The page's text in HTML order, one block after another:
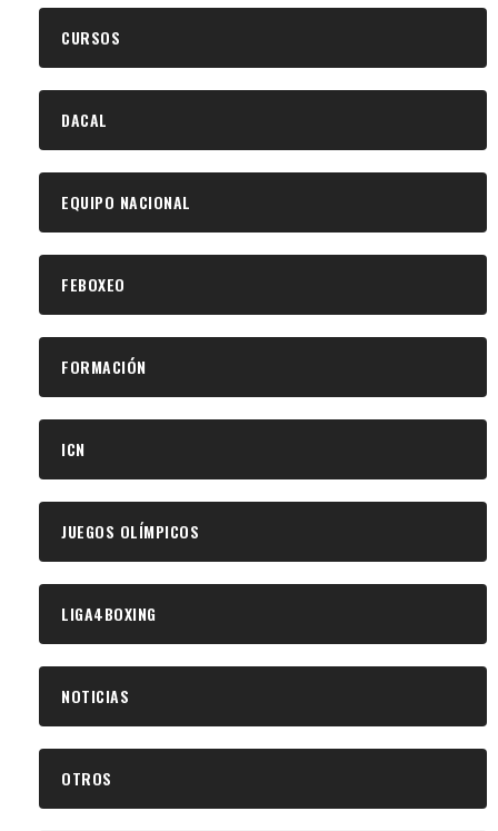
CURSOS
DACAL
EQUIPO NACIONAL
FEBOXEO
FORMACIÓN
ICN
JUEGOS OLÍMPICOS
LIGA4BOXING
NOTICIAS
OTROS